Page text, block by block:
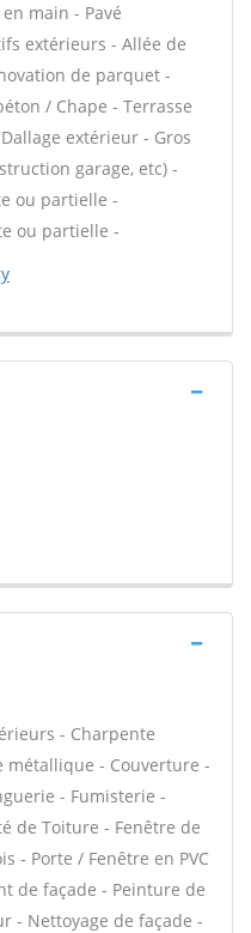
main - Pavé
extérieurs - Allée de
de parquet -
/ Chape - Terrasse
extérieur - Gros
garage, etc) -
ou partielle -
ou partielle -
- Charpente
- Couverture -
- Fumisterie -
de Toiture - Fenêtre de
- Porte / Fenêtre en PVC
de façade - Peinture de
- Nettoyage de façade -